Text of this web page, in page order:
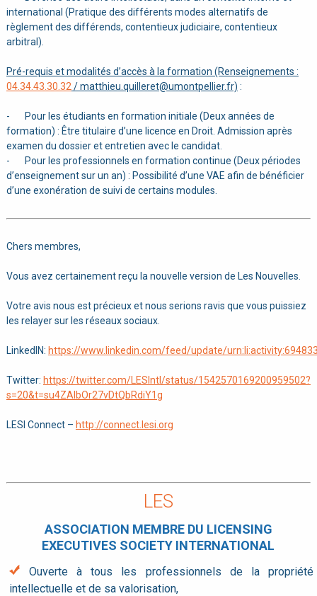
international (Pratique des différents modes alternatifs de
règlement des différends, contentieux judiciaire, contentieux
arbitral).
Pré-requis et modalités d’accès à la formation (Renseignements :
04.34.43.30.32 / matthieu.quilleret@umontpellier.fr) :
- Pour les étudiants en formation initiale (Deux années de
formation) : Être titulaire d’une licence en Droit. Admission après
examen du dossier et entretien avec le candidat.
- Pour les professionnels en formation continue (Deux périodes
d’enseignement sur un an) : Possibilité d’une VAE afin de bénéficier
d’une exonération de suivi de certains modules.
Chers membres,
Vous avez certainement reçu la nouvelle version de Les Nouvelles.
Votre avis nous est précieux et nous serions ravis que vous puissiez
les relayer sur les réseaux sociaux.
LinkedIN: https://www.linkedin.com/feed/update/
Twitter: https://twitter.com/LESIntl/status/1542570169200959502?
s=20&t=su4ZAIbOr27vDtQbRdiY1g
LESI Connect – http://connect.lesi.org
LES
ASSOCIATION MEMBRE DU LICENSING
EXECUTIVES SOCIETY INTERNATIONAL
Ouverte à tous les professionnels de la propriété
intellectuelle et de sa valorisation,